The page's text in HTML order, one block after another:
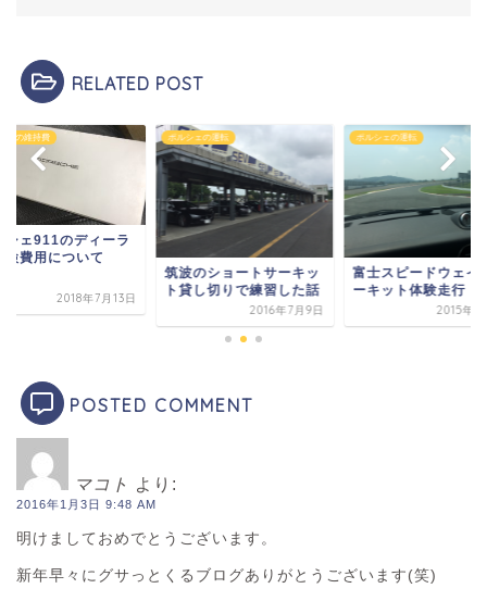
RELATED POST
ェの維持費
シェ911のディーラ
検費用について
2018年7月13日
ポルシェの運転
筑波のショートサーキッ
ト貸し切りで練習した話
2016年7月9日
ポルシェの運転
富士スピードウェ
ーキット体験走行
2015年8
POSTED COMMENT
マコト より:
2016年1月3日 9:48 AM
明けましておめでとうございます。
新年早々にグサっとくるブログありがとうございます(笑)